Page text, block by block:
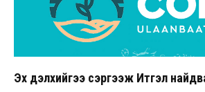
Эх дэлхийгээ сэргээж Итгэл